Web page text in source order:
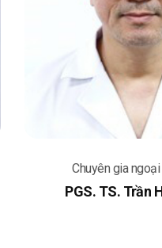
Chuyên gia
PGS. TS. Trần